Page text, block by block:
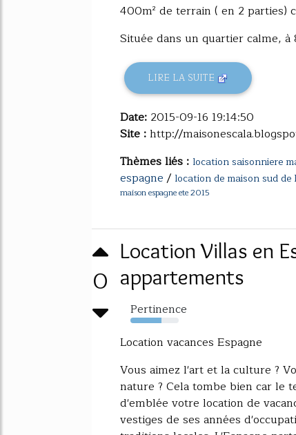
400m² de terrain ( en 2 parties)
Située dans un quartier calme,
LIRE LA SUITE
Date: 2015-09-16 19:14:50
Site :http://
Thèmes liés : location saisonniere
espagne/ location de maison sud de
maison espagne ete 2015
0
Location Villas en
appartements
Pertinence
64%
Location vacances Espagne
Vous aimez l'art et la culture ?
nature ? Cela tombe bien car le
d'emblée votre location de
vestiges de ses années